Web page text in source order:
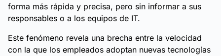
forma más rápida y precisa, pero sin informar a sus
responsables o a los equipos de IT.
Este fenómeno revela una brecha entre la velocidad
con la que los empleados adoptan nuevas tecnologías